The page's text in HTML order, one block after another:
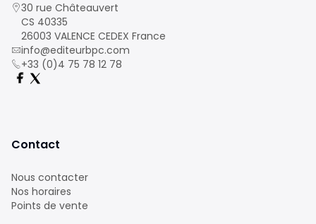
30 rue Châteauvert
CS 40335
26003 VALENCE CEDEX France
info@editeurbpc.com
+33 (0)4 75 78 12 78
Contact
Nous contacter
Nos horaires
Points de vente